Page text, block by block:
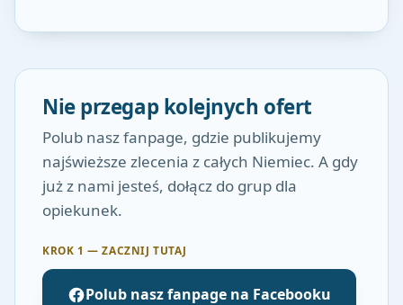
Nie przegap kolejnych ofert
Polub nasz fanpage, gdzie publikujemy
najświeższe zlecenia z całych Niemiec. A gdy
już z nami jesteś, dołącz do grup dla
opiekunek.
KROK 1 — ZACZNIJ TUTAJ
Polub nasz fanpage na Facebooku